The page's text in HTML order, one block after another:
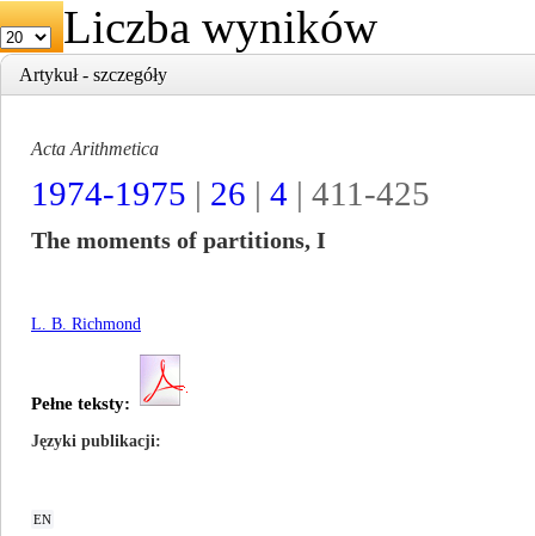
Liczba wyników
Artykuł - szczegóły
Acta Arithmetica
1974-1975 | 26 | 4 | 411-425
The moments of partitions, I
L. B. Richmond
Pełne teksty:
Języki publikacji
EN